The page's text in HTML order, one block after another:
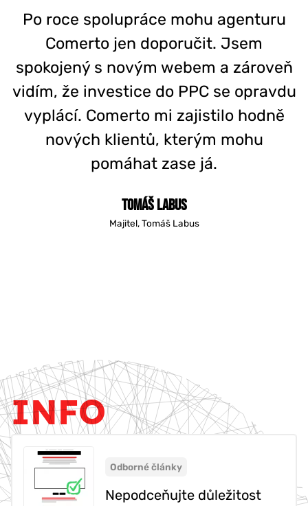
Po roce spolupráce mohu agenturu
Comerto jen doporučit. Jsem
spokojený s novým webem a zároveň
vidím, že investice do PPC se opravdu
vyplácí. Comerto mi zajistilo hodně
nových klientů, kterým mohu
pomáhat zase já.
Tomáš Labus
Majitel, Tomáš Labus
INFO
Nepodceňujte důležitost
Odborné články